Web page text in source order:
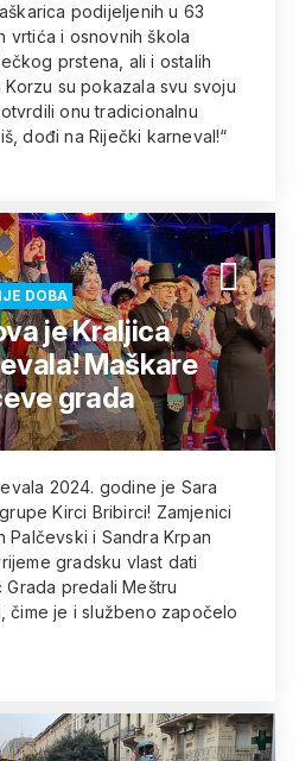
podijeljenih u 63
vrtića i osnovnih škola
prstena, ali i ostalih
su pokazala svu svoju
onu tradicionalnu
dođi na Riječki karneval!“
DOBA
je Kraljica
Maškare
grada
2024. godine je Sara
Kirci Bribirci! Zamjenici
Palčevski i Sandra Krpan
gradsku vlast dati
Grada predali Meštru
čime je i službeno započelo